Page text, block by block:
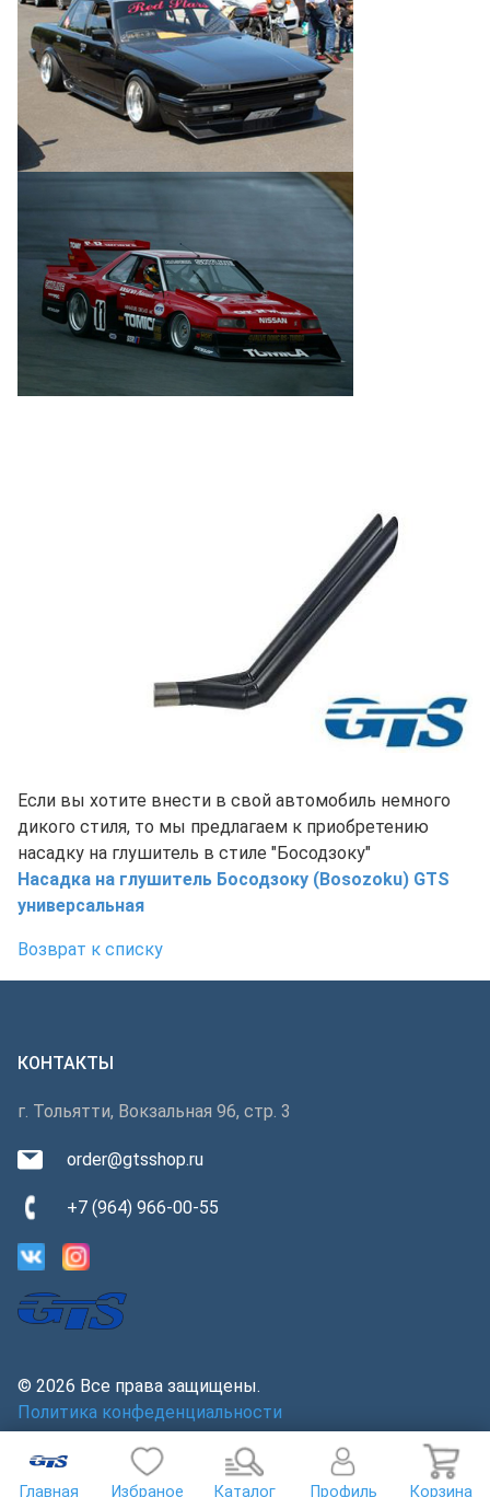
Главная Избраное Каталог Профиль Корзина
Если вы хотите внести в свой автомобиль немного
дикого стиля, то мы предлагаем к приобретению
насадку на глушитель в стиле "Босодзоку"
Насадка на глушитель Босодзоку (Bosozoku) GTS
универсальная
Возврат к списку
КОНТАКТЫ
г. Тольятти, Вокзальная 96, стр. 3
order@gtsshop.ru
+7 (964) 966-00-55
© 2026 Все права защищены.
Политика конфеденциальности